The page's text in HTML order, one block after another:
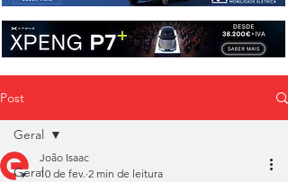
Post
Geral
Geral
João Isaac
10 de fev. 2 min de leitura